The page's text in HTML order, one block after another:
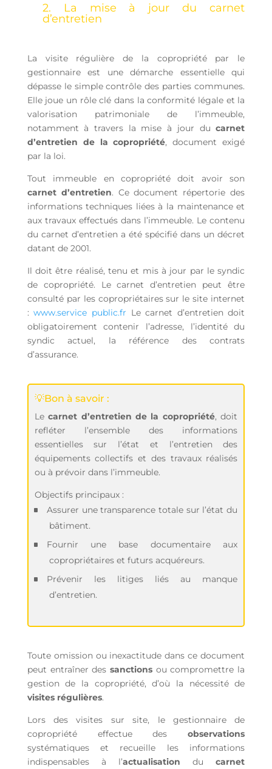
2. La mise à jour du carnet
d’entretien
La visite régulière de la copropriété par le
gestionnaire est une démarche essentielle qui
dépasse le simple contrôle des parties communes.
Elle joue un rôle clé dans la conformité légale et la
valorisation patrimoniale de l’immeuble,
notamment à travers la mise à jour ducarnet
d’entretien de la copropriété, document exigé
par la loi.
Tout immeuble en copropriété doit avoir son
carnet d’entretien. Ce document répertorie des
informations techniques liées à la maintenance et
aux travaux effectués dans l’immeuble. Le contenu
du carnet d’entretien a été spécifié dans un décret
datant de 2001.
Il doit être réalisé, tenu et mis à jour par le syndic
de copropriété. Le carnet d’entretien peut être
consulté par les copropriétaires sur le site internet
:www.service public.fr Le carnet d’entretien doit
obligatoirement contenir l’adresse, l’identité du
syndic actuel, la référence des contrats
d’assurance.
💡Bon à savoir :
Lecarnet d’entretien de la copropriété, doit
refléter l’ensemble des informations
essentielles sur l’état et l’entretien des
équipements collectifs et des travaux réalisés
ou à prévoir dans l’immeuble.
Objectifs principaux :
Assurer une transparence totale sur l’état du
bâtiment.
Fournir une base documentaire aux
copropriétaires et futurs acquéreurs.
Prévenir les litiges liés au manque
d’entretien.
Toute omission ou inexactitude dans ce document
peut entraîner des sanctions ou compromettre la
gestion de la copropriété, d’où la nécessité de
visites régulières.
Lors des visites sur site, le gestionnaire de
copropriété effectue desobservations
systématiques et recueille les informations
indispensables à l’actualisation ducarnet